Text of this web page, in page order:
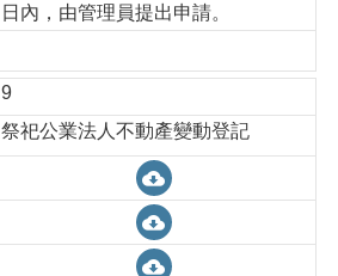
日內，由管理員提出申請。
9
祭祀公業法人不動產變動登記